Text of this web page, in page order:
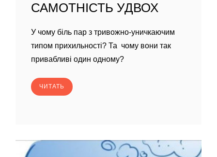
САМОТНІСТЬ УДВОХ
У чому біль пар з тривожно-уничкаючим
типом прихильності? Та чому вони так
привабливі один одному?
ЧИТАТЬ